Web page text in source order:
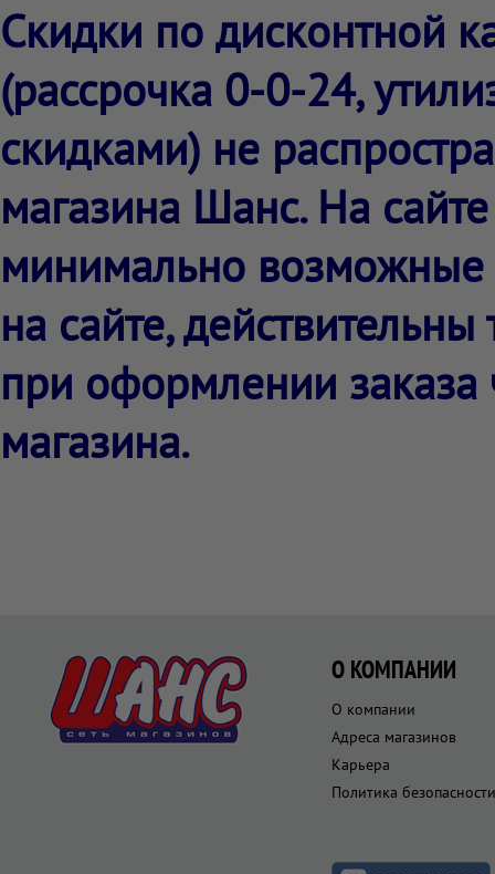
Скидки по дисконтной
(рассрочка 0-0-24,
скидками) не
магазина Шанс. На
минимально
на сайте,
при оформлении заказа
магазина.
О КОМПАНИИ
О компании
Адреса магазинов
Карьера
Политика безопасности